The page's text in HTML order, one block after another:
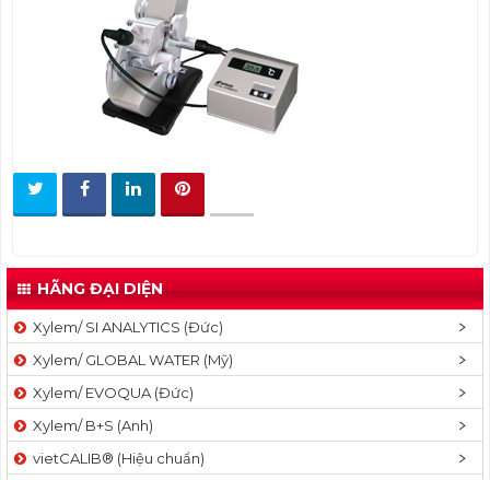
HÃNG ĐẠI DIỆN
Xylem/ SI ANALYTICS (Đức)
Xylem/ GLOBAL WATER (Mỹ)
Xylem/ EVOQUA (Đức)
Xylem/ B+S (Anh)
vietCALIB® (Hiệu chuẩn)